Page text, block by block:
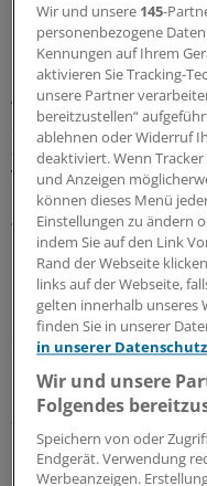
Bis zu 60
Die Diskrepanz
Arbeitszeit sei
Stunden. „Wunsch
auseinander“, sagte
Vorsitzender des MB
Kolleginnen und
Wochenstunden.
Durch ihre
Stellen mit aus, so
diese Arbeitszeit nicht
„Das sind jede Woche
Überstunden, an
Beschäftigten
Wir und unsere 145-
personenbezogene
Kennungen auf Ihrem
aktivieren Sie Tracking-
unsere Partner
bereitzustellen“
ablehnen oder Widerruf
deaktiviert. Wenn
und Anzeigen
können dieses Menü
Einstellungen zu ändern
indem Sie auf den Link
Rand der Webseite
links auf der Webseite,
gelten innerhalb unseres
finden Sie in unserer
in unserer
Wir und unsere
Folgendes
Speichern von oder
Endgerät. Verwendung
Werbeanzeigen.